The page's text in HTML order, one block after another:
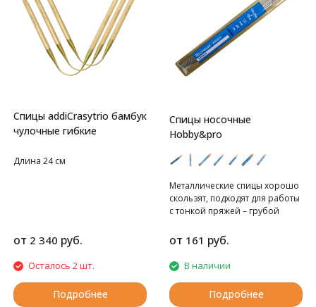
Спицы addiCrasytrio бамбук
чулочные гибкие
Длина 24 см
от 2 340 руб.
Осталось 2 шт.
Подробнее
Спицы носочные
Hobby&pro
Металлические спицы хорошо
скользят, подходят для работы
с тонкой пряжей – грубой
немерсеризованного хлопка,
акриловой. Традиционно
используются для вязания
носков, чулков, гетр,
воротничков, рукавов, других
вещей и деталей в круговой
от 161 руб.
В наличии
Подробнее